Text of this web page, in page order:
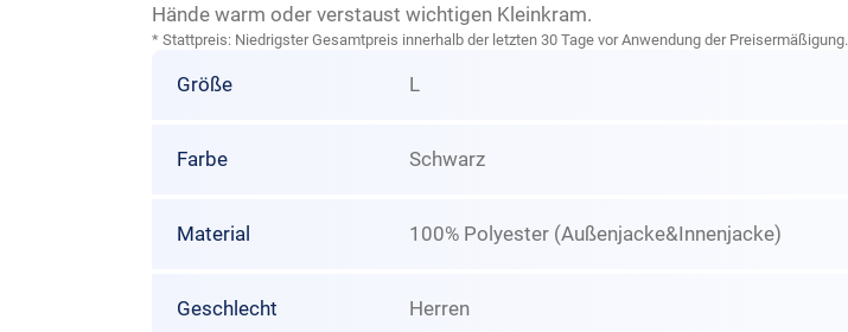
Hände warm oder verstaust wichtigen Kleinkram.
* Stattpreis: Niedrigster Gesamtpreis innerhalb der letzten 30 Tage vor Anwendung der Preisermäßigung.
Größe L
Farbe Schwarz
Material 100% Polyester (Außenjacke&Innenjacke)
Geschlecht Herren